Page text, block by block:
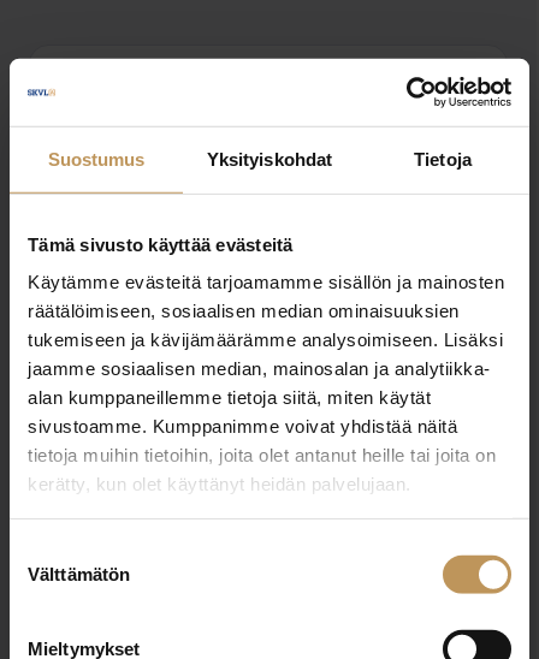
Suostumus Yksityiskohdat Tietoja
Tämä sivusto käyttää evästeitä
Käytämme evästeitä tarjoamamme sisällön ja mainosten
räätälöimiseen, sosiaalisen median ominaisuuksien
tukemiseen ja kävijämäärämme analysoimiseen. Lisäksi
jaamme sosiaalisen median, mainosalan ja analytiikka-
alan kumppaneillemme tietoja siitä, miten käytät
sivustoamme. Kumppanimme voivat yhdistää näitä
tietoja muihin tietoihin, joita olet antanut heille tai joita on
kerätty, kun olet käyttänyt heidän palvelujaan.
valinta
Välttämätön
Mieltymykset
"*" näyttää pakolliset kentät
Aihe
Nimi*
Sähköposti